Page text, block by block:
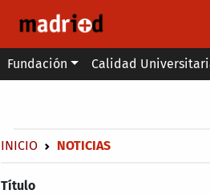
Main menu
Fundación Calidad
Sobrescribir enlaces de
INICIO NOTICIAS
Título